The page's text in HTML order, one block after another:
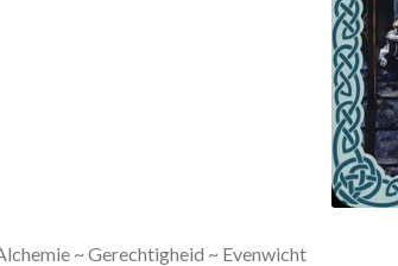
~ Gerechtigheid ~ Evenwicht